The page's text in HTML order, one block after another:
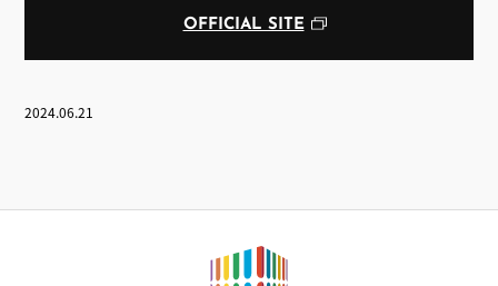
OFFICIAL SITE
2024.06.21